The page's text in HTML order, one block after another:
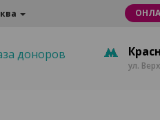
доноров
ул.